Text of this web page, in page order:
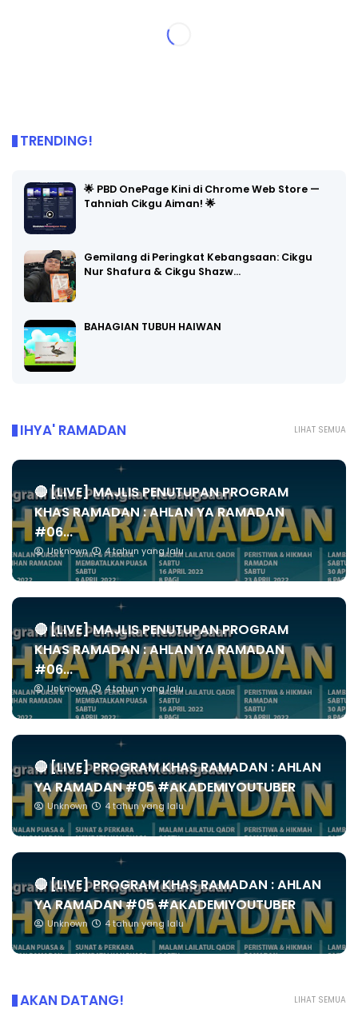
TRENDING!
🌟 PBD OnePage Kini di Chrome Web Store —
Tahniah Cikgu Aiman! 🌟
Gemilang di Peringkat Kebangsaan: Cikgu
Nur Shafura & Cikgu Shazw…
BAHAGIAN TUBUH HAIWAN
LIHAT SEMUA
IHYA' RAMADAN
🔴 [LIVE] MAJLIS PENUTUPAN PROGRAM
KHAS RAMADAN : AHLAN YA RAMADAN
#06...
Unknown 4 tahun yang lalu
🔴 [LIVE] MAJLIS PENUTUPAN PROGRAM
KHAS RAMADAN : AHLAN YA RAMADAN
#06...
Unknown 4 tahun yang lalu
🔴 [LIVE] PROGRAM KHAS RAMADAN : AHLAN
YA RAMADAN #05 #AKADEMIYOUTUBER
Unknown 4 tahun yang lalu
🔴 [LIVE] PROGRAM KHAS RAMADAN : AHLAN
YA RAMADAN #05 #AKADEMIYOUTUBER
Unknown 4 tahun yang lalu
LIHAT SEMUA
AKAN DATANG!